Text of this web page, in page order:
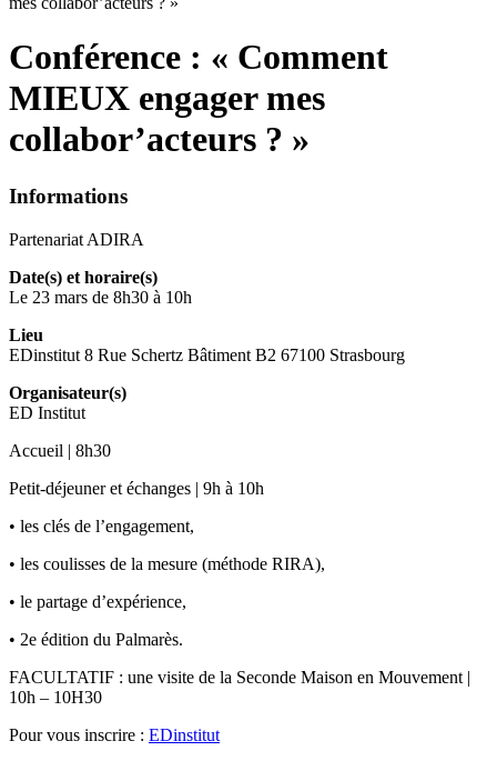
Conférence : « Comment
MIEUX engager mes
collabor’acteurs ? »
Informations
Partenariat ADIRA
Date(s) et horaire(s)
Le 23 mars de 8h30 à 10h
Lieu
EDinstitut 8 Rue Schertz Bâtiment B2 67100 Strasbourg
Organisateur(s)
ED Institut
Accueil | 8h30
Petit-déjeuner et échanges | 9h à 10h
• les clés de l’engagement,
• les coulisses de la mesure (méthode RIRA),
• le partage d’expérience,
• 2e édition du Palmarès.
FACULTATIF : une visite de la Seconde Maison en Mouvement |
10h – 10H30
Pour vous inscrire : EDinstitut